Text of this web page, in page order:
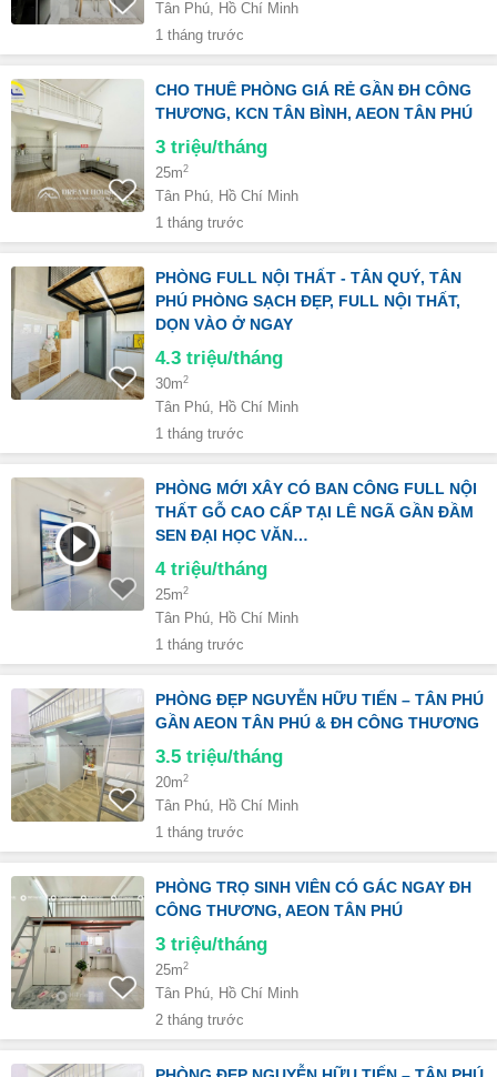
Tân Phú, Hồ Chí Minh
1 tháng trước
CHO THUÊ PHÒNG GIÁ RẺ GẦN ĐH CÔNG
THƯƠNG, KCN TÂN BÌNH, AEON TÂN PHÚ
3 triệu/tháng
25m2
Tân Phú, Hồ Chí Minh
1 tháng trước
PHÒNG FULL NỘI THẤT - TÂN QUÝ, TÂN
PHÚ PHÒNG SẠCH ĐẸP, FULL NỘI THẤT,
DỌN VÀO Ở NGAY
4.3 triệu/tháng
30m2
Tân Phú, Hồ Chí Minh
1 tháng trước
PHÒNG MỚI XÂY CÓ BAN CÔNG FULL NỘI
THẤT GỖ CAO CẤP TẠI LÊ NGÃ GẦN ĐẦM
SEN ĐẠI HỌC VĂN…
4 triệu/tháng
25m2
Tân Phú, Hồ Chí Minh
1 tháng trước
PHÒNG ĐẸP NGUYỄN HỮU TIẾN – TÂN PHÚ
GẦN AEON TÂN PHÚ & ĐH CÔNG THƯƠNG
3.5 triệu/tháng
20m2
Tân Phú, Hồ Chí Minh
1 tháng trước
PHÒNG TRỌ SINH VIÊN CÓ GÁC NGAY ĐH
CÔNG THƯƠNG, AEON TÂN PHÚ
3 triệu/tháng
25m2
Tân Phú, Hồ Chí Minh
2 tháng trước